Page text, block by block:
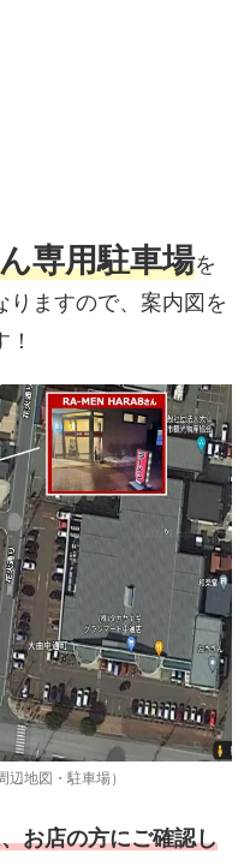
専用駐車場を
りますので、案内図を
辺地図・駐車場）
お店の方にご確認し